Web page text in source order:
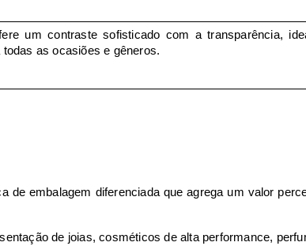
um contraste sofisticado com a transparência,
todas as ocasiões e gêneros.
de embalagem diferenciada que agrega um valor
de joias, cosméticos de alta performance,